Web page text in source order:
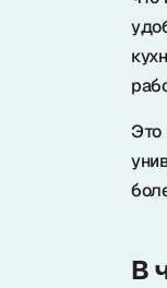
Это
В